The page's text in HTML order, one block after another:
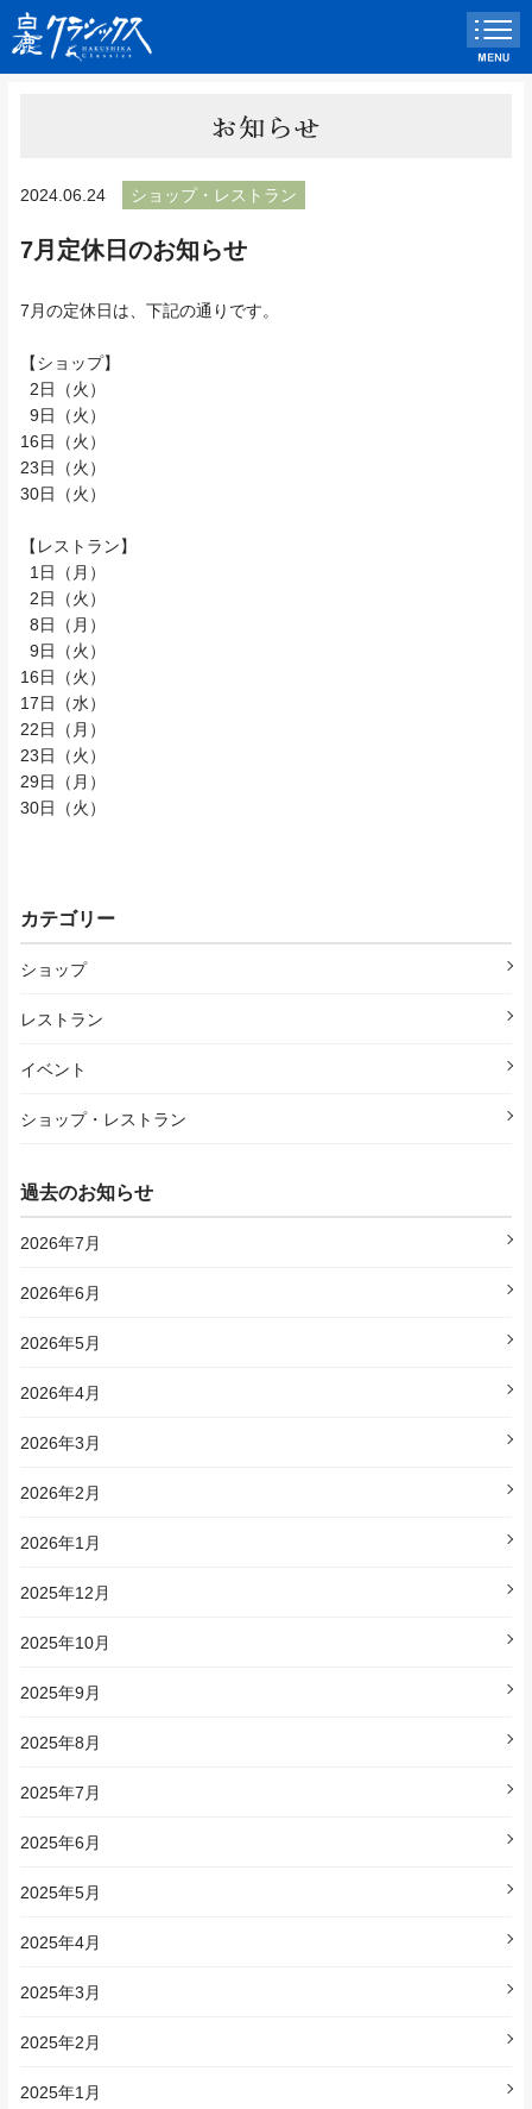
2024.06.24 ショップ・レストラン
7月定休日のお知らせ
7月の定休日は、下記の通りです。
【ショップ】
2日（火）
9日（火）
16日（火）
23日（火）
30日（火）
【レストラン】
1日（月）
2日（火）
8日（月）
9日（火）
16日（火）
17日（水）
22日（月）
23日（火）
29日（月）
30日（火）
カテゴリー
ショップ
レストラン
イベント
ショップ・レストラン
過去のお知らせ
2026年7月
2026年6月
2026年5月
2026年4月
2026年3月
2026年2月
2026年1月
2025年12月
2025年10月
2025年9月
2025年8月
2025年7月
2025年6月
2025年5月
2025年4月
2025年3月
2025年2月
2025年1月